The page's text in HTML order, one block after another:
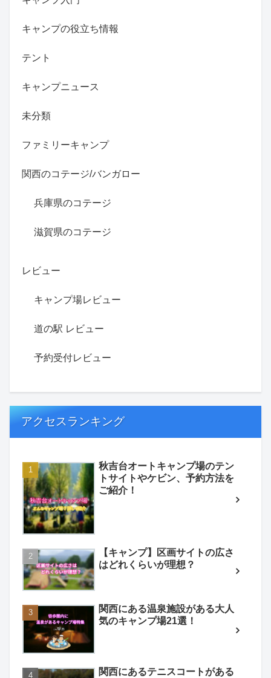
キャンプの役立ち情報
テント
キャンプニュース
未分類
ファミリーキャンプ
関西のコテージ/バンガロー
兵庫県のコテージ
滋賀県のコテージ
レビュー
キャンプ場レビュー
道の駅 レビュー
予約受付レビュー
アクセスランキング
秋吉台オートキャンプ場のテン
トサイトやケビン、予約方法を
ご紹介！
【キャンプ】区画サイトの広さ
はどれくらいが理想？
関西にある温泉施設がある大人
気のキャンプ場21選！
関西にあるテニスコートがある